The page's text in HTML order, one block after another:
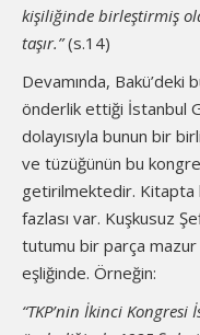
kişiliğinde birleştirmiş
taşır.”(s.14)
Devamında, Bakü’deki
önderlik ettiği İstanbul
dolayısıyla bunun bir
ve tüzüğünün bu
getirilmektedir. Kitapta
fazlası var. Kuşkusuz
tutumu bir parça
eşliğinde. Örneğin:
“TKP’nin İkinci